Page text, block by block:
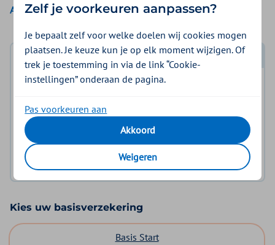
Aon Vitaal
Log in met DigiD
Log in en bekijk welke vergoeding en voorwaarden
voor u gelden.
Geen DigiD? Vraag aan
Kies uw basisverzekering
Basis Start
Zelf je voorkeuren aanpassen?
Je bepaalt zelf voor welke doelen wij cookies mogen
plaatsen. Je keuze kun je op elk moment wijzigen. Of
trek je toestemming in via de link “Cookie-
instellingen” onderaan de pagina.
Pas voorkeuren aan
Akkoord
Weigeren